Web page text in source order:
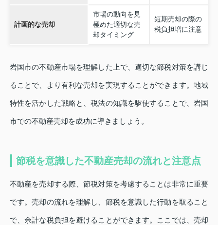
計画的な売却
市場の動向を見
極めた適切な売
却タイミング
短期売却の際の
税負担増に注意
岩国市の不動産市場を理解した上で、適切な節税対策を講じ
ることで、より有利な売却を実現することができます。地域
特性を活かした戦略と、税法の知識を駆使することで、岩国
市での不動産売却を成功に導きましょう。
節税を意識した不動産売却の流れと注意点
不動産を売却する際、節税対策を考慮することは非常に重要
です。売却の流れを理解し、節税を意識した行動を取ること
で、余計な税負担を避けることができます。ここでは、売却